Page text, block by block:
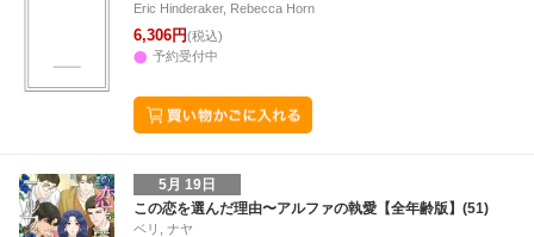
Eric Hinderaker, Rebecca Horn
6,306円(税込)
予約受付中
5月 19日
この恋を選んだ理由〜アルファの執愛【全年齢版】(51)
ベリ, ナヤ